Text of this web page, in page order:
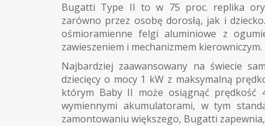
Bugatti Type II to w 75 proc. replika
zarówno przez osobę dorosłą, jak i
ośmioramienne felgi aluminiowe z
zawieszeniem i mechanizmem kierowniczym.
Najbardziej zaawansowany na świecie
dziecięcy o mocy 1 kW z maksymalną
którym Baby II może osiągnąć prędkość
wymiennymi akumulatorami, w tym
zamontowaniu większego, Bugatti